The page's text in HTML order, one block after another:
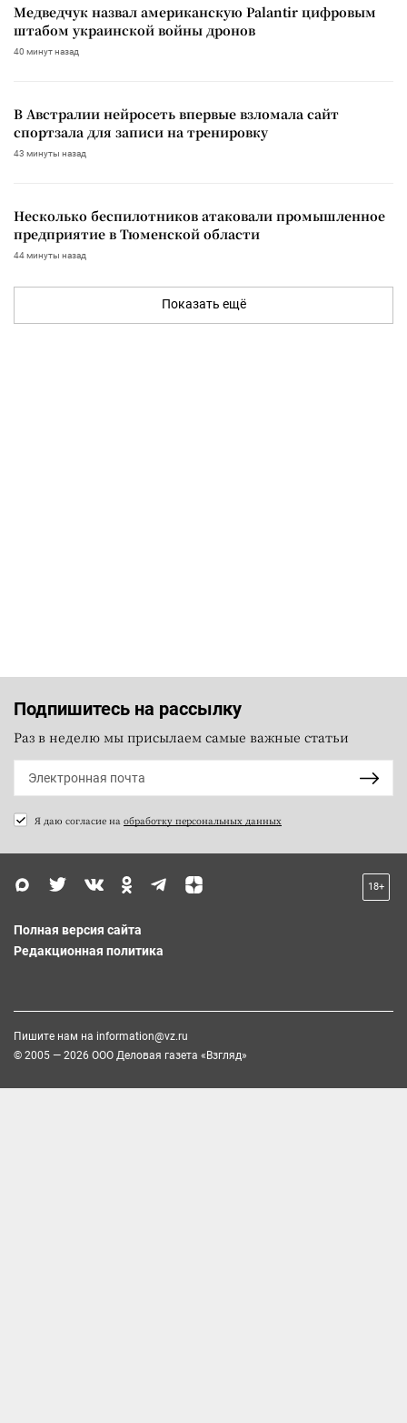
Медведчук назвал американскую Palantir цифровым
штабом украинской войны дронов
40 минут назад
В Австралии нейросеть впервые взломала сайт
спортзала для записи на тренировку
43 минуты назад
Несколько беспилотников атаковали промышленное
предприятие в Тюменской области
44 минуты назад
Показать ещё
Подпишитесь на рассылку
Раз в неделю мы присылаем самые важные статьи
Я даю согласие на обработку персональных данных
18+
Полная версия сайта
Редакционная политика
Пишите нам на information@vz.ru
© 2005 — 2026 ООО Деловая газета «Взгляд»